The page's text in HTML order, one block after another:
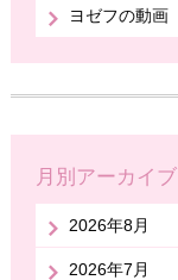
ヨゼフの動画
月別アーカイブ
2026年8月
2026年7月